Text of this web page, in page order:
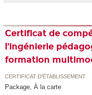
Certificat de
l’ingénierie
formation
CERTIFICAT D'ÉTABLISSEMENT
Package, À la carte